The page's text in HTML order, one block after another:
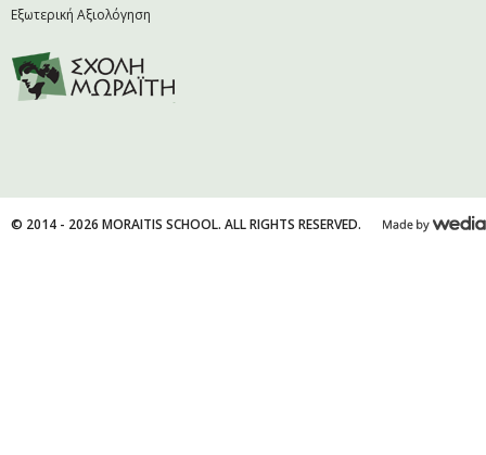
Εξωτερική Αξιολόγηση
© 2014 - 2026 MORAITIS SCHOOL. ALL RIGHTS RESERVED.